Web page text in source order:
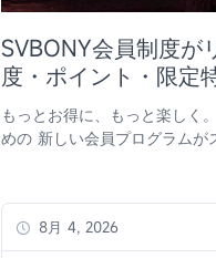
SVBONY会員制度が
度・ポイント・限定
もっとお得に、もっと楽しく
めの 新しい会員プログラムが
8月 4, 2026